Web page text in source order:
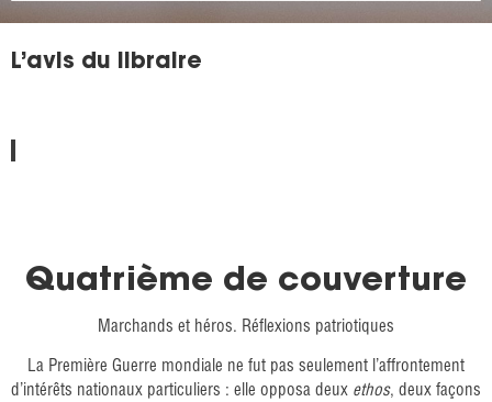
L’avis du libraire
Quatrième de couverture
Marchands et héros. Réflexions patriotiques
La Première Guerre mondiale ne fut pas seulement l’affrontement
d’intérêts nationaux particuliers : elle opposa deux ethos, deux façons